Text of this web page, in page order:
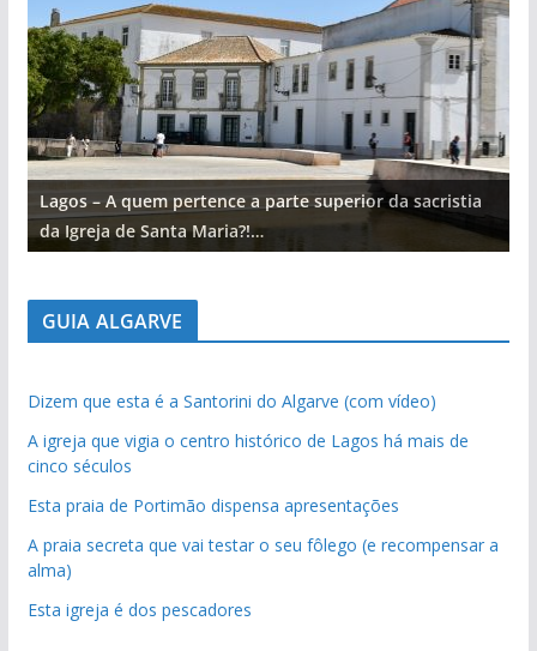
Lagos – A quem pertence a parte superior da sacristia
da Igreja de Santa Maria?!…
GUIA ALGARVE
Dizem que esta é a Santorini do Algarve (com vídeo)
A igreja que vigia o centro histórico de Lagos há mais de
cinco séculos
Esta praia de Portimão dispensa apresentações
A praia secreta que vai testar o seu fôlego (e recompensar a
alma)
Esta igreja é dos pescadores